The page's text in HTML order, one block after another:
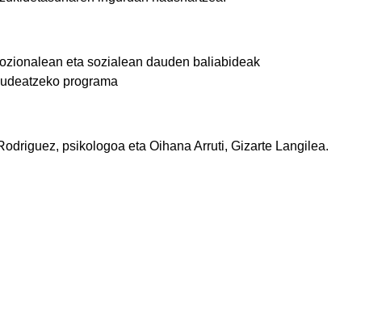
eta sozialean dauden baliabideak
programa
psikologoa eta Oihana Arruti, Gizarte Langilea.